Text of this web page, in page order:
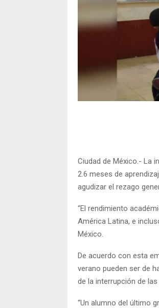
Ciudad de México.- La
2.6 meses de
agudizar el rezago
“El rendimiento
América Latina, e
México.
De acuerdo con esta
verano pueden ser de
de la interrupción de
“Un alumno del último